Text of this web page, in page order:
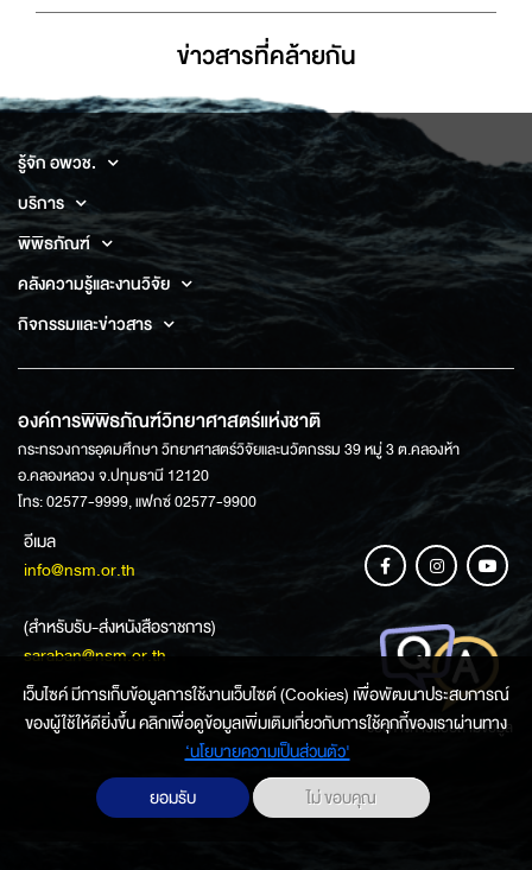
ข่าวสารที่่คล้ายกัน
รู้จัก อพวช.
บริการ
พิพิธภัณฑ์
คลังความรู้และงานวิจัย
กิจกรรมและข่าวสาร
องค์การพิพิธภัณฑ์วิทยาศาสตร์แห่งชาติ
กระทรวงการอุดมศึกษา วิทยาศาสตร์วิจัยและนวัตกรรม 39 หมู่ 3 ต.คลองห้า
อ.คลองหลวง จ.ปทุมธานี 12120
โทร: 02577-9999, แฟกซ์ 02577-9900
อีเมล
info@nsm.or.th
(สำหรับรับ-ส่งหนังสือราชการ)
saraban@nsm.or.th
ช่องทางการสอบถามข้อมูล
เว็บไซค์ มีการเก็บข้อมูลการใช้งานเว็บไซต์ (Cookies) เพื่อพัฒนาประสบการณ์
ของผู้ใช้ให้ดียิ่งขึ้น คลิกเพื่อดูข้อมูลเพิ่มเติมเกี่ยวกับการใช้คุกกี้ของเราผ่านทาง
‘นโยบายความเป็นส่วนตัว'
ยอมรับ
ไม่ ขอบคุณ